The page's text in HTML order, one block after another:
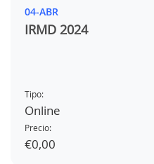
04-ABR
IRMD 2024
Tipo:
Online
Precio:
€0,00